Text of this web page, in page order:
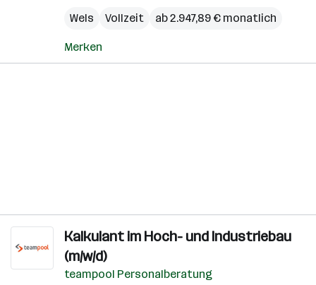
Wels
Vollzeit ab 2.947,89 € monatlich
Merken
Kalkulant im Hoch- und Industriebau
(m/w/d)
teampool Personalberatung